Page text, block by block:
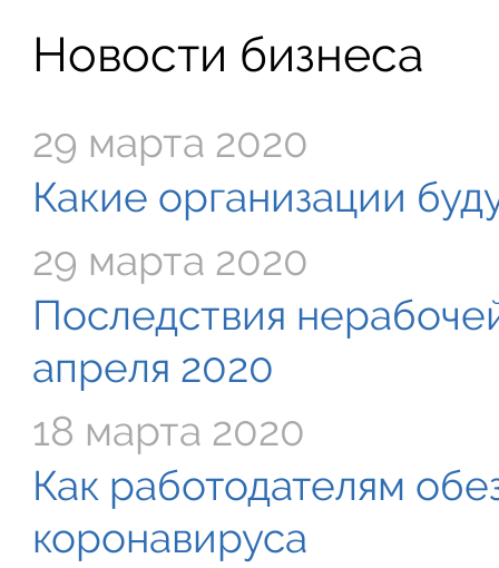
Новости бизнеса
29 марта 2020
Какие организации
29 марта 2020
Последствия
апреля 2020
18 марта 2020
Как работодателям
коронавируса